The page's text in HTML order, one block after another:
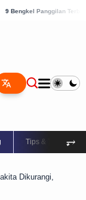
Terbaik di Kabupaten
Tips & Trik ⥅
Dikurangi,